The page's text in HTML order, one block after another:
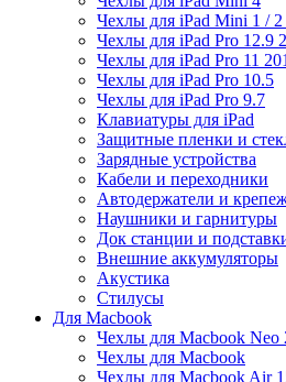
Чехлы для iPad Mini 1 / 2
Чехлы для iPad Pro 12.9
Чехлы для iPad Pro 11
Чехлы для iPad Pro 10.5
Чехлы для iPad Pro 9.7
Клавиатуры для iPad
Защитные пленки и
Зарядные устройства
Кабели и переходники
Автодержатели и
Наушники и гарнитуры
Док станции и
Внешние аккумуляторы
Акустика
Стилусы
Для Macbook
Чехлы для Macbook Neo
Чехлы для Macbook
Чехлы для Macbook Air